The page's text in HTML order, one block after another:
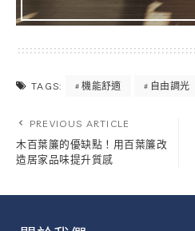
TAGS: 機能舒適 自由調光
PREVIOUS ARTICLE
木百葉簾的優缺點！用百葉簾改
造居家品味提升質感